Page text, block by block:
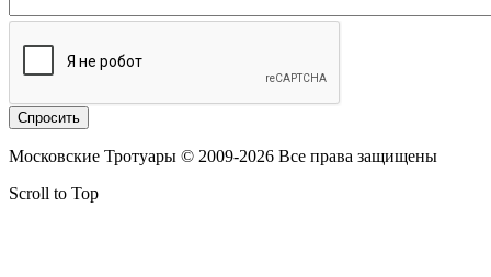
Московские Тротуары © 2009-2026 Все права защищены
Scroll to Top